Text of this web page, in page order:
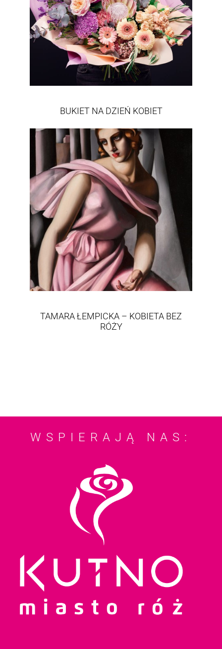
BUKIET NA DZIEŃ KOBIET
TAMARA ŁEMPICKA – KOBIETA BEZ
RÓŻY
WSPIERAJĄ NAS: